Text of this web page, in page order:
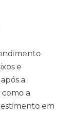
e
a
a
em